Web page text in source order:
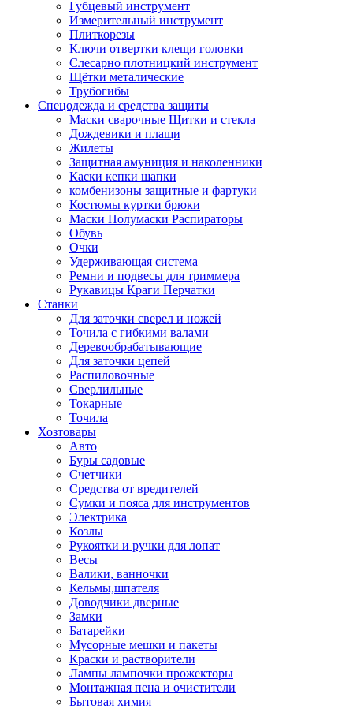
Губцевый инструмент
Измерительный инструмент
Плиткорезы
Ключи отвертки клещи головки
Слесарно плотницкий инструмент
Щётки металические
Трубогибы
Спецодежда и средства защиты
Маски сварочные Щитки и стекла
Дождевики и плащи
Жилеты
Защитная амуниция и наколенники
Каски кепки шапки
комбенизоны защитные и фартуки
Костюмы куртки брюки
Маски Полумаски Распираторы
Обувь
Очки
Удерживающая система
Ремни и подвесы для триммера
Рукавицы Краги Перчатки
Станки
Для заточки сверел и ножей
Точила с гибкими валами
Деревообрабатывающие
Для заточки цепей
Распиловочные
Сверлильные
Токарные
Точила
Хозтовары
Авто
Буры садовые
Счетчики
Средства от вредителей
Сумки и пояса для инструментов
Электрика
Козлы
Рукоятки и ручки для лопат
Весы
Валики, ванночки
Кельмы,шпателя
Доводчики дверные
Замки
Батарейки
Мусорные мешки и пакеты
Краски и растворители
Лампы лампочки прожекторы
Монтажная пена и очистители
Бытовая химия